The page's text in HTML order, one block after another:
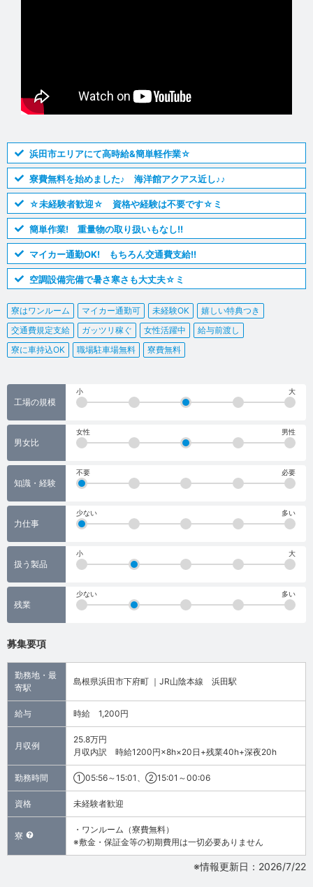
浜田市エリアにて高時給&簡単軽作業☆
寮費無料を始めました♪ 海洋館アクアス近し♪♪
☆未経験者歓迎☆ 資格や経験は不要です☆ミ
簡単作業! 重量物の取り扱いもなし!!
マイカー通勤OK! もちろん交通費支給!!
空調設備完備で暑さ寒さも大丈夫☆ミ
寮はワンルーム マイカー通勤可 未経験OK
嬉しい特典つき
交通費規定支給
ガッツリ稼ぐ 女性活躍中
給与前渡し
寮に車持込OK
職場駐車場無料 寮費無料
工場の規模
小 大
男女比
女性 男性
知識・経験
不要 必要
力仕事
少ない 多い
扱う製品
小 大
残業
少ない 多い
募集要項
勤務地・最
寄駅
島根県浜田市下府町 ｜JR山陰本線 浜田駅
給与 時給 1,200円
月収例
25.8万円
月収内訳 時給1200円×8h×20日+残業40h+深夜20h
勤務時間 ①05:56～15:01、②15:01～00:06
資格 未経験者歓迎
寮
・ワンルーム（寮費無料）
※敷金・保証金等の初期費用は一切必要ありません
※情報更新日：2026/7/22